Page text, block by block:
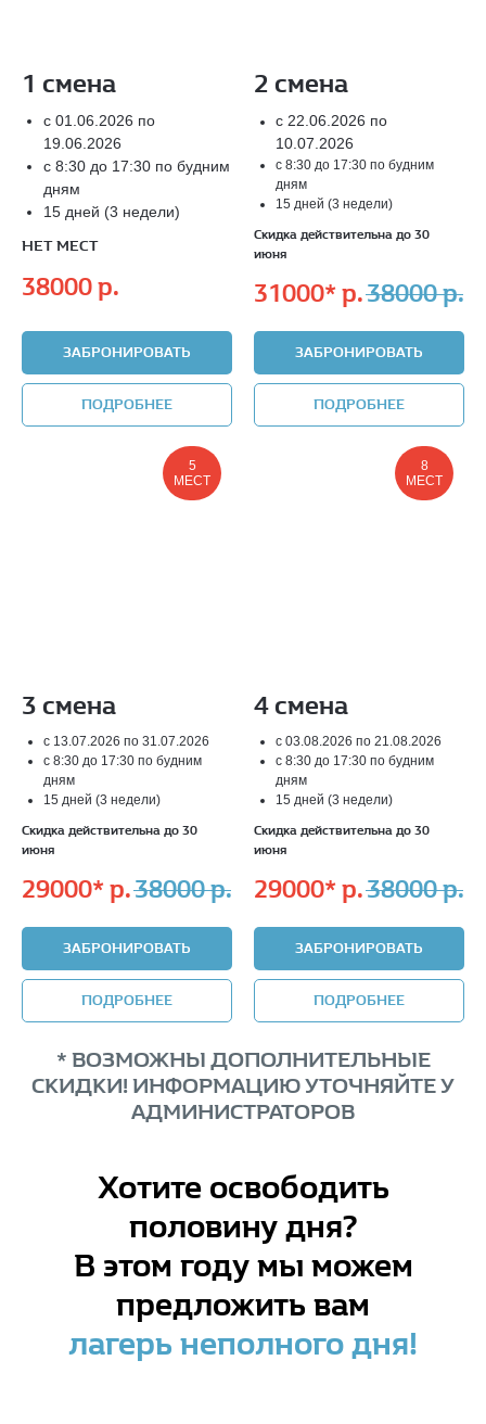
1 смена
с 01.06.2026 по
19.06.2026
с 8:30 до 17:30 по будним
дням
15 дней (3 недели)
НЕТ МЕСТ
38000р.
ЗАБРОНИРОВАТЬ
ПОДРОБНЕЕ
2 смена
с 22.06.2026 по
10.07.2026
с 8:30 до 17:30 по будним
дням
15 дней (3 недели)
Скидка действительна до 30
июня
31000* р.38000р.
ЗАБРОНИРОВАТЬ
ПОДРОБНЕЕ
5
МЕСТ
3 смена
с 13.07.2026 по 31.07.2026
с 8:30 до 17:30 по будним
дням
15 дней (3 недели)
Скидка действительна до 30
июня
29000* р.38000р.
ЗАБРОНИРОВАТЬ
ПОДРОБНЕЕ
8
МЕСТ
4 смена
с 03.08.2026 по 21.08.2026
с 8:30 до 17:30 по будним
дням
15 дней (3 недели)
Скидка действительна до 30
июня
29000* р.38000р.
ЗАБРОНИРОВАТЬ
ПОДРОБНЕЕ
* ВОЗМОЖНЫ ДОПОЛНИТЕЛЬНЫЕ
СКИДКИ! ИНФОРМАЦИЮ УТОЧНЯЙТЕ У
АДМИНИСТРАТОРОВ
Хотите освободить
половину дня?
В этом году мы можем
предложить вам
лагерь неполного дня!